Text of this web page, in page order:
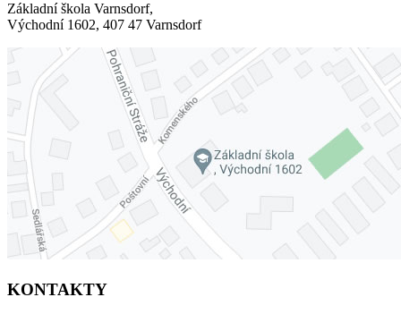
Základní škola Varnsdorf,
Východní 1602, 407 47 Varnsdorf
KONTAKTY